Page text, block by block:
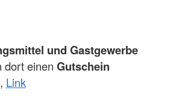
und Gastgewerbe
dort einen Gutschein
Link